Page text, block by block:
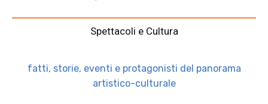
Spettacoli e Cultura
fatti, storie, eventi e protagonisti del panorama
artistico-culturale